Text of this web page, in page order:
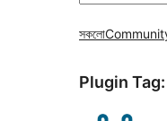
সকলো
Plugin Tag: